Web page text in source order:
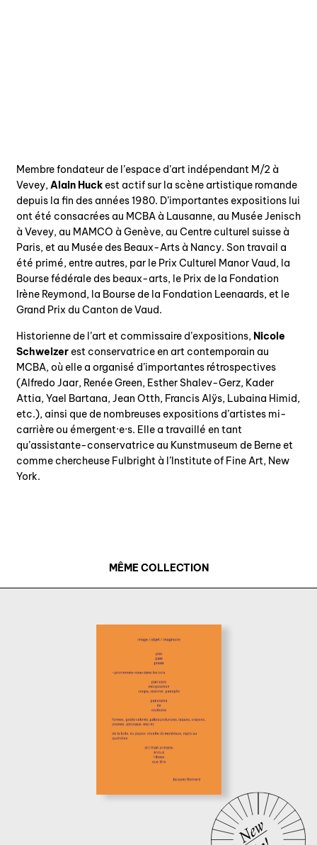
Membre fondateur de l’espace d’art indépendant M/2 à
Vevey, Alain Huckest actif sur la scène artistique romande
depuis la fin des années 1980. D’importantes expositions lui
ont été consacrées au MCBA à Lausanne, au Musée Jenisch
à Vevey, au MAMCO à Genève, au Centre culturel suisse à
Paris, et au Musée des Beaux-Arts à Nancy. Son travail a
été primé, entre autres, par le Prix Culturel Manor Vaud, la
Bourse fédérale des beaux-arts, le Prix de la Fondation
Irène Reymond, la Bourse de la Fondation Leenaards, et le
Grand Prix du Canton de Vaud.
Historienne de l’art et commissaire d’expositions, Nicole
Schweizerest conservatrice en art contemporain au
MCBA, où elle a organisé d’importantes rétrospectives
(Alfredo Jaar, Renée Green, Esther Shalev-Gerz, Kader
Attia, Yael Bartana, Jean Otth, Francis Alÿs, Lubaina Himid,
etc.), ainsi que de nombreuses expositions d’artistes mi-
carrière ou émergent·e·s. Elle a travaillé en tant
qu’assistante-conservatrice au Kunstmuseum de Berne et
comme chercheuse Fulbright à l’Institute of Fine Art, New
York.
MÊME COLLECTION